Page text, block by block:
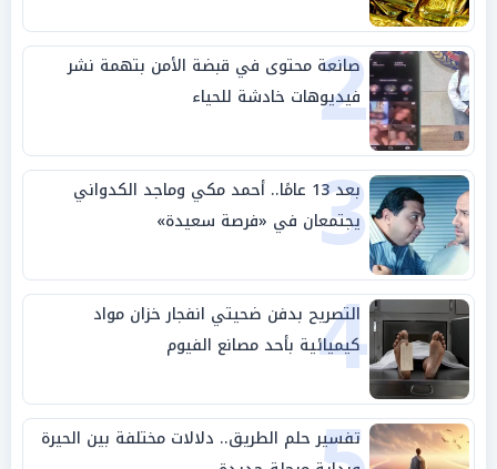
2
صانعة محتوى في قبضة الأمن بتهمة نشر
فيديوهات خادشة للحياء
3 بعد 13 عامًا.. أحمد مكي وماجد الكدواني
يجتمعان في «فرصة سعيدة»
4
التصريح بدفن ضحيتي انفجار خزان مواد
كيميائية بأحد مصانع الفيوم
تفسير حلم الطريق.. دلالات مختلفة بين الحيرة